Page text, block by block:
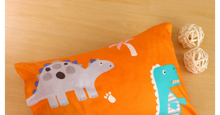
購買商品的店家。未經商家同意取消之訂單仍視為有效，需透過AFTEE先享
後付繳納相關費用。
※ 交易是否成功請以「AFTEE先享後付 」之結帳頁面顯示為準，若有關於
是否繳費成功／繳費後需取消欲退款等相關疑問，請聯繫「AFTEE先享後付
https://netprotections.freshdesk.com/support/home
１．透過由恩沛科技股份有限公司提供之「AFTEE先享後付」服務完成之交
易，需依本服務之必要範圍內提供個人資料，並將交易相關給付款項請求債
權轉讓予恩沛科技股份有限公司。
２．關於個人資料處理事宜，請瀏覽以下網址：
https://aftee.tw/terms/#terms3
３．未成年的使用者請事先徵得法定代理人或監護人之同意方可使用
每筆NT$60，滿NT$499(含以上)免運費
付款後7-11取貨
每筆NT$60，滿NT$499(含以上)免運費
宅配
每筆NT$100，滿NT$499(含以上)免運費
離島宅配
每筆NT$100，滿NT$499(含以上)免運費